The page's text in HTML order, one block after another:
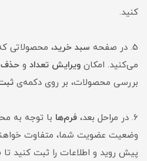
کنید.
5. در صفحه سبد خرید، محصولاتی
می‌کنید. امکان ویرایش تعداد و حذف
بررسی محصولات، بر روی دکمه‌ی
6. در مراحل بعد، فرم‌ها با توجه به
وضعیت عضویت شما، متفاوت خواهند
پیش روید و اطلاعات را ثبت کنید